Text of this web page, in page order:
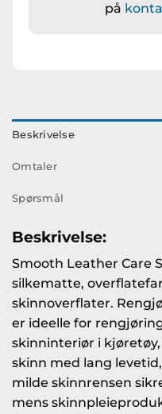
på
Beskrivelse
Omtaler
Spørsmål
Beskrivelse:
Smooth Leather Care
silkematte,
skinnoverflater.
er ideelle for
skinninteriør i
skinn med lang
milde skinnrensen
mens